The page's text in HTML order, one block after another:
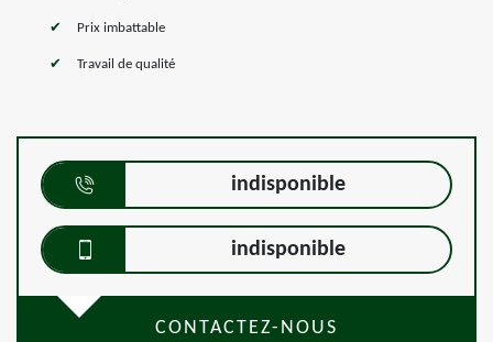
Prix imbattable
Travail de qualité
indisponible
indisponible
CONTACTEZ-NOUS